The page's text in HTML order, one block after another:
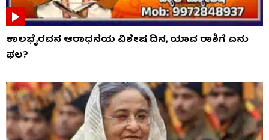
ಕಾಲಭೈರವನ ಆರಾಧನೆಯ ವಿಶೇಷ ದಿನ, ಯಾವ ರಾಶಿಗೆ ಏನು
ಫಲ?